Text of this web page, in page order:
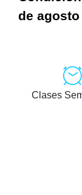
de agosto
Clases